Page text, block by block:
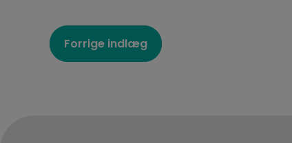
Forrige indlæg